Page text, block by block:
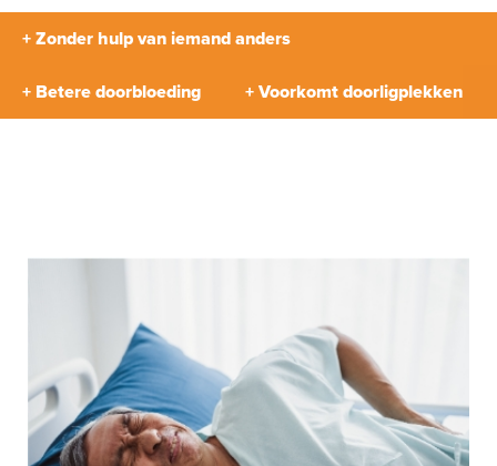
+ Zonder hulp van iemand anders
+ Betere doorbloeding + Voorkomt doorligplekken